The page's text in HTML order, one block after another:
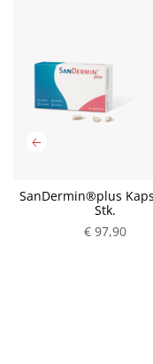
SanDermin®plus
Stk.
€ 97,90